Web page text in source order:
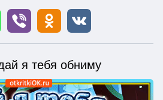
я тебя обниму